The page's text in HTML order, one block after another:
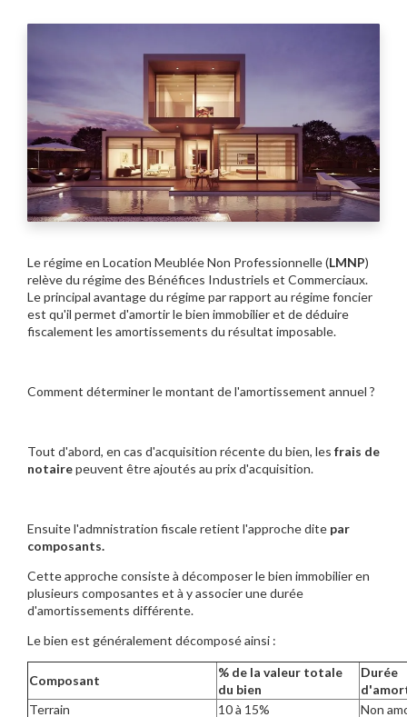
Le régime en Location Meublée Non Professionnelle (LMNP)
relève du régime des Bénéfices Industriels et Commerciaux.
Le principal avantage du régime par rapport au régime foncier
est qu'il permet d'amortir le bien immobilier et de déduire
fiscalement les amortissements du résultat imposable.
Comment déterminer le montant de l'amortissement annuel ?
Tout d'abord, en cas d'acquisition récente du bien, les frais de
notairepeuvent être ajoutés au prix d'acquisition.
Ensuite l'admnistration fiscale retient l'approche dite par
composants.
Cette approche consiste à décomposer le bien immobilier en
plusieurs composantes et à y associer une durée
d'amortissements différente.
Le bien est généralement décomposé ainsi :
Composant
% de la valeur totale
du bien
Durée
Terrain
10 à 15%
Non